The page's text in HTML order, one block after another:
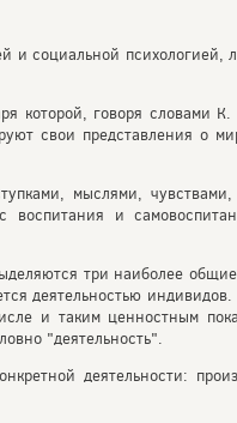
социальной психологией,
которой, говоря словами
свои представления о
мыслями,
и
три наиболее
деятельностью индивидов.
и таким ценностным
"деятельность".
деятельности: